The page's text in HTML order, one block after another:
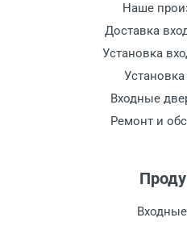
Наше
Доставка
Установка
Входные
Ремонт и